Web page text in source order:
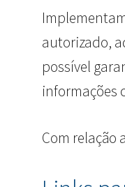
autorizado,
possível
informações
Com relação